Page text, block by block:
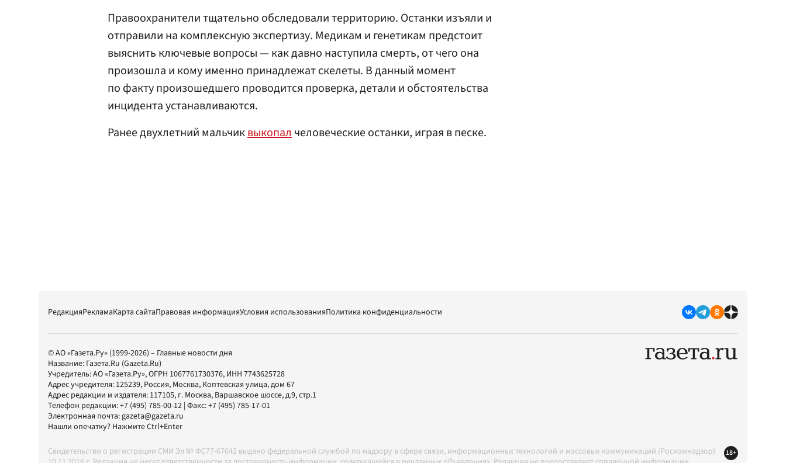
Правоохранители тщательно обследовали территорию. Останки изъяли и
отправили на комплексную экспертизу. Медикам и генетикам предстоит
выяснить ключевые вопросы — как давно наступила смерть, от чего она
произошла и кому именно принадлежат скелеты. В данный момент
по факту произошедшего проводится проверка, детали и обстоятельства
инцидента устанавливаются.
Ранее двухлетний мальчиквыкопалчеловеческие останки, играя в песке.
РедакцияРекламаКарта сайтаПравовая информацияУсловия использованияПолитика конфиденциальности
© АО «Газета.Ру» (1999-2026) – Главные новости дня
Название: Газета.Ru (Gazeta.Ru)
Учредитель:АО «Газета.Ру», ОГРН 1067761730376, ИНН 7743625728
Адрес учредителя: 125239, Россия, Москва, Коптевская улица, дом 67
Адрес редакции и издателя: 117105, г. Москва, Варшавское шоссе, д.9, стр.1
Телефон редакции:+7 (495) 785-00-12 | Факс:+7 (495) 785-17-01
Электронная почта:gazeta@gazeta.ru
Нашли опечатку? Нажмите Ctrl+Enter
Свидетельство о регистрации СМИ Эл № ФС77-67642 выдано федеральной службой по надзору в сфере связи, информационных технологий и массовых коммуникаций (Роскомнадзор)
18+